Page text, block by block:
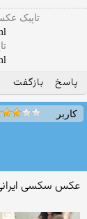
تاپیک
پاسخ بازگفت
کاربر
عکس سکسی